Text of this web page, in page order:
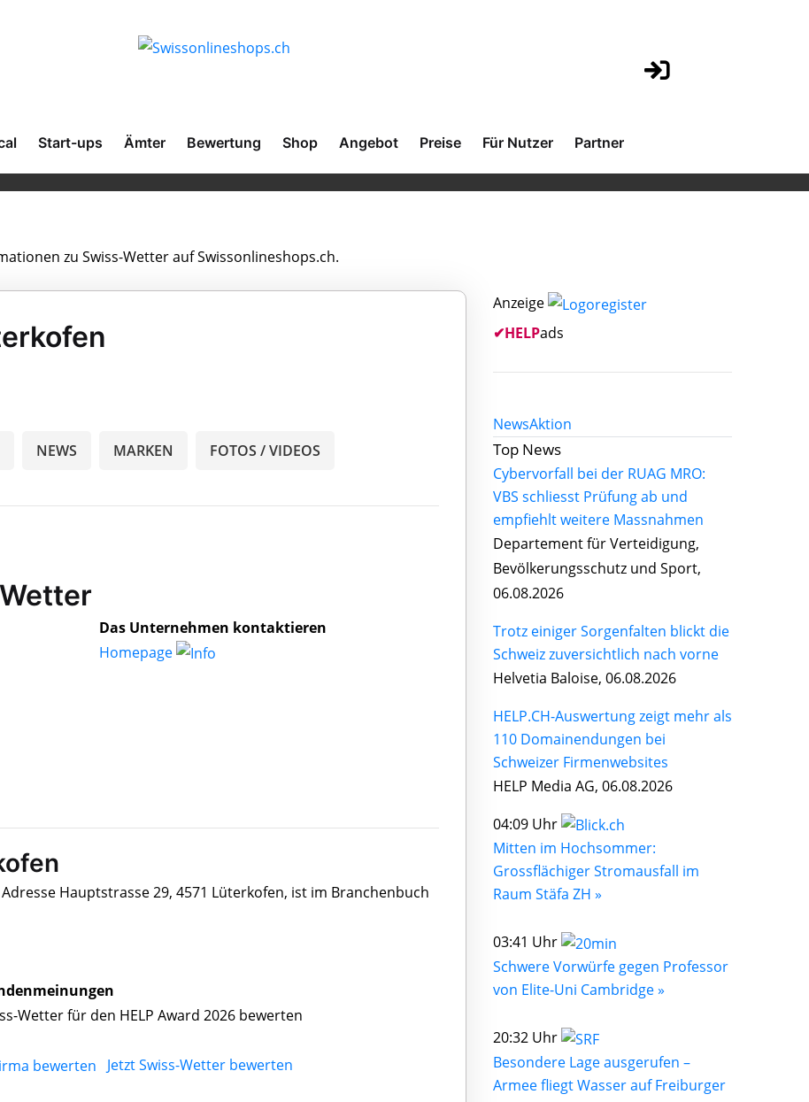
Start-ups Ämter Bewertung Shop Angebot Preise Für Nutzer Partner
zu Swiss-Wetter auf Swissonlineshops.ch.
NEWS MARKEN FOTOS / VIDEOS
Das Unternehmen kontaktieren
Homepage
Hauptstrasse 29, 4571 Lüterkofen, ist im Branchenbuch
Wetter für den HELP Award 2026 bewerten
Jetzt Swiss-Wetter bewerten
Anzeige
✔HELPads
NewsAktion
Top News
Cybervorfall bei der RUAG MRO:
VBS schliesst Prüfung ab und
empfiehlt weitere Massnahmen
Departement für Verteidigung,
Bevölkerungsschutz und Sport,
06.08.2026
Trotz einiger Sorgenfalten blickt die
Schweiz zuversichtlich nach vorne
Helvetia Baloise, 06.08.2026
HELP.CH-Auswertung zeigt mehr als
110 Domainendungen bei
Schweizer Firmenwebsites
HELP Media AG, 06.08.2026
04:09 Uhr
Mitten im Hochsommer:
Grossflächiger Stromausfall im
Raum Stäfa ZH »
03:41 Uhr
Schwere Vorwürfe gegen Professor
von Elite-Uni Cambridge »
20:32 Uhr
Besondere Lage ausgerufen –
Armee fliegt Wasser auf Freiburger